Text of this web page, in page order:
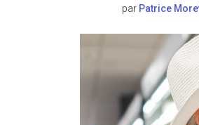
par Patrice